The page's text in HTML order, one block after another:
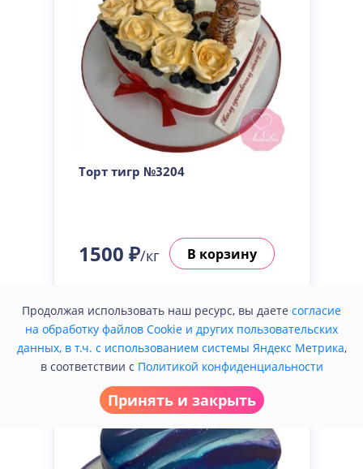
Торт тигр №3204
1500 ₽/кг В корзину
Продолжая использовать наш ресурс, вы даете согласие
на обработку файлов Cookie и других пользовательских
данных, в т.ч. с использованием системы Яндекс Метрика,
в соответствии с Политикой конфиденциальности
Принять и закрыть